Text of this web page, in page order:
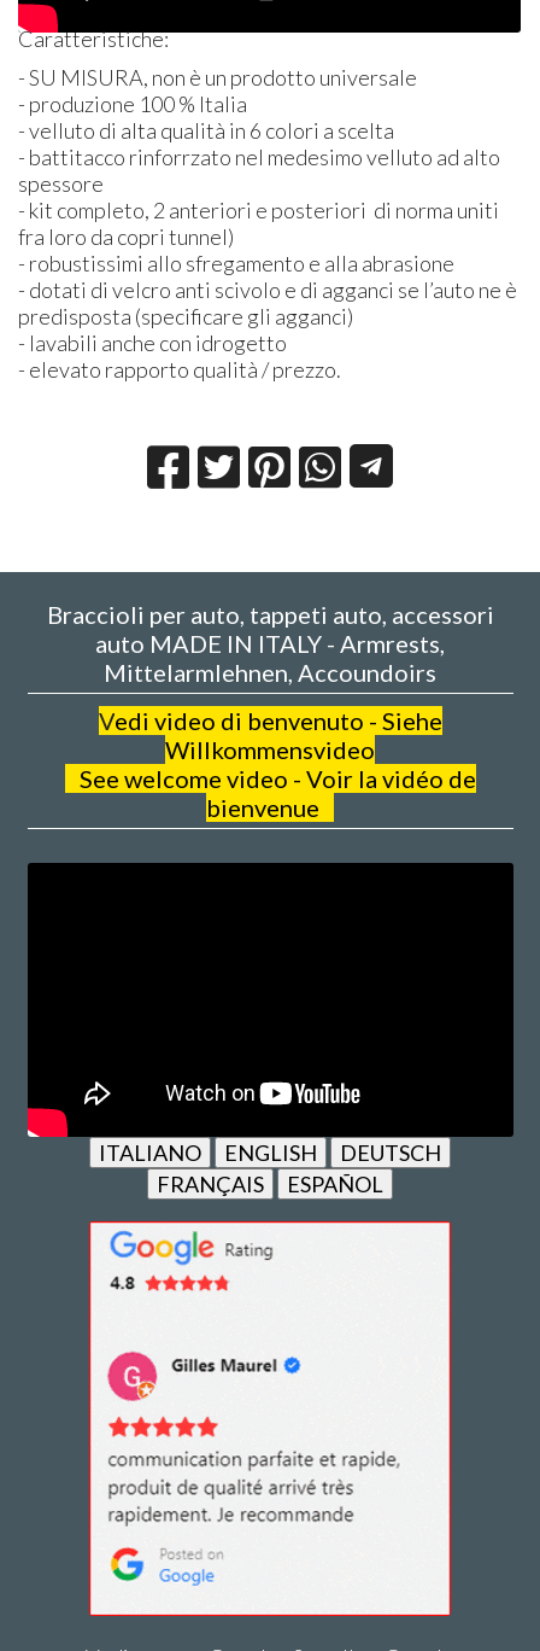
Caratteristiche:
- SU MISURA, non è un prodotto universale
- produzione 100 % Italia
- velluto di alta qualità in 6 colori a scelta
- battitacco rinforrzato nel medesimo velluto ad alto
spessore
- kit completo, 2 anteriori e posteriori di norma uniti
fra loro da copri tunnel)
- robustissimi allo sfregamento e alla abrasione
- dotati di velcro anti scivolo e di agganci se l’auto ne è
predisposta (specificare gli agganci)
- lavabili anche con idrogetto
- elevato rapporto qualità / prezzo.
Braccioli per auto, tappeti auto, accessori
auto MADE IN ITALY - Armrests,
Mittelarmlehnen, Accoundoirs
Vedi video di benvenuto - Siehe
Willkommensvideo
See welcome video - Voir la vidéo de
bienvenue
ITALIANO ENGLISH
DEUTSCH
FRANÇAIS
ESPAÑOL